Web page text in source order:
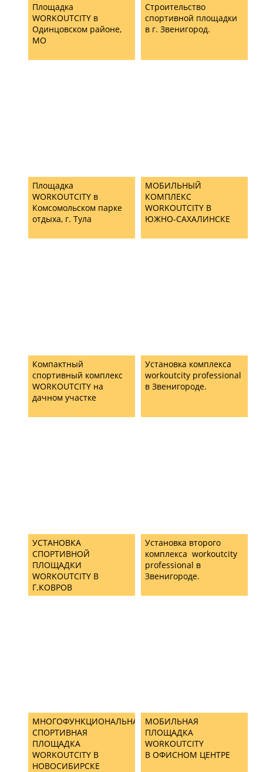
Площадка
WORKOUTCITY в
Одинцовском районе,
МО
Строительство
спортивной площадки
в г. Звенигород.
Площадка
WORKOUTCITY в
Комсомольском парке
отдыха, г. Тула
МОБИЛЬНЫЙ
КОМПЛЕКС
WORKOUTCITY В
ЮЖНО-САХАЛИНСКЕ
Компактный
спортивный комплекс
WORKOUTCITY на
дачном участке
Установка комплекса
workoutcity professional
в Звенигороде.
УСТАНОВКА
СПОРТИВНОЙ
ПЛОЩАДКИ
WORKOUTCITY В
Г.КОВРОВ
Установка второго
комплекса workoutcity
professional в
Звенигороде.
МНОГОФУНКЦИОНАЛЬНАЯ
СПОРТИВНАЯ
ПЛОЩАДКА
WORKOUTCITY В
НОВОСИБИРСКЕ
МОБИЛЬНАЯ
ПЛОЩАДКА
WORKOUTCITY
В ОФИСНОМ ЦЕНТРЕ